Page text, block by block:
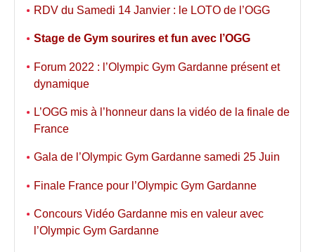
RDV du Samedi 14 Janvier : le LOTO de l’OGG
Stage de Gym sourires et fun avec l’OGG
Forum 2022 : l’Olympic Gym Gardanne présent et
dynamique
L’OGG mis à l’honneur dans la vidéo de la finale de
France
Gala de l’Olympic Gym Gardanne samedi 25 Juin
Finale France pour l’Olympic Gym Gardanne
Concours Vidéo Gardanne mis en valeur avec
l’Olympic Gym Gardanne